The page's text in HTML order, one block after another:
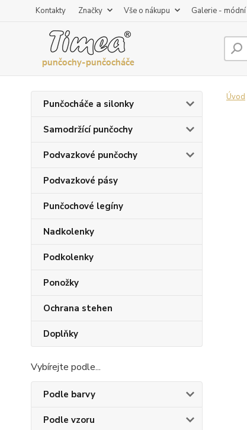
Kontakty Značky Vše o nákupu Galerie -
Punčocháče a silonky
Samodržící punčochy
Podvazkové punčochy
Podvazkové pásy
Punčochové legíny
Nadkolenky
Podkolenky
Ponožky
Ochrana stehen
Doplňky
Vybírejte podle...
Podle barvy
Podle vzoru
Úvod